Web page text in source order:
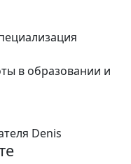
в образовании и